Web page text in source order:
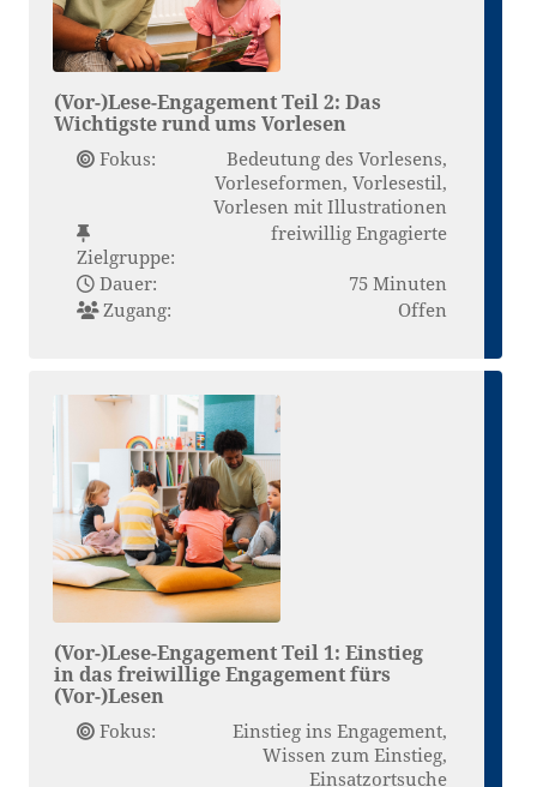
(Vor-)Lese-Engagement Teil 2: Das
Wichtigste rund ums Vorlesen
Fokus:
Bedeutung des Vorlesens,
Vorleseformen, Vorlesestil,
Vorlesen mit Illustrationen
Zielgruppe:
freiwillig Engagierte
Dauer:
75 Minuten
Zugang:
Offen
(Vor-)Lese-Engagement Teil 1: Einstieg
in das freiwillige Engagement fürs
(Vor-)Lesen
Fokus:
Einstieg ins Engagement,
Wissen zum Einstieg,
Einsatzortsuche